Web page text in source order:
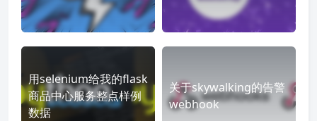
用selenium给我的flask
商品中心服务整点样例
数据
关于skywalking的告警
webhook